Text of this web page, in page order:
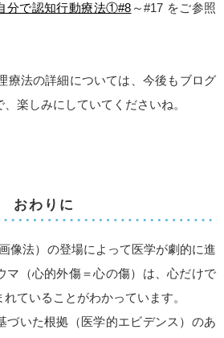
分で認知行動療法①#8 ～#17 をご参照
療法の詳細については、今後もブログ
楽しみにしていてくださいね。
おわりに
像法）の登場によって医学が劇的に進
マ（心的外傷＝心の傷）は、心だけで
ていることがわかっています。
づいた根拠（医学的エビデンス）のあ